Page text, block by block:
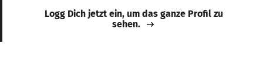
Logg Dich jetzt ein, um das ganze Profil zu
sehen.